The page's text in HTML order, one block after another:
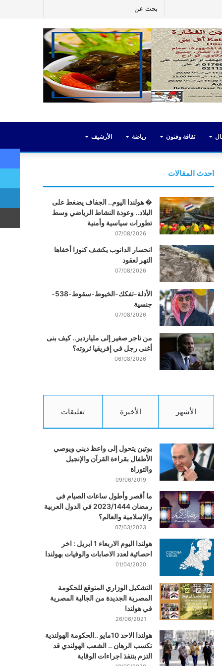
عن
إضافة
عمود
جانبي
ثقافة وفنون رياضة الأرشيف
احدث المقالات
� هولندا اليوم.. الجفاف يضغط على
البلاد.. وعودة النشاط الرياضي وسط
تطورات سياسية وأمنية
07/08/2026
انحسار الدانوب يكشف كنوزا أخفاها
النهر لعقود
07/08/2026
الأدلة-تفكك-الخيوط-سقوط-538-
جنسية
07/08/2026
من تاجر صغير إلى ملياردير.. كيف بنى
أغنى رجل في إفريقيا ثروته؟
06/08/2026
الأشهر الأخيرة تعليقات
بوتين يتحول إلى واعظ ديني ويوصي
الأطفال بقراءة القرآن والإنجيل
والتوراة
09/06/2019
ما أقصر وأطول ساعات الصيام في
رمضان 2023/1444 في الدول العربية
والإسلامية والعالم؟
07/03/2023
هولندا اليوم الاربعاء 1 ابريل : اخر
احصائية لعدد الاصابات والوفيات بهولندا
01/04/2020
التشكيل الوزاري المتوقع للحكومة
المصرية الجديدة من الجالية المصرية
في هولندا
26/06/2021
هولندا الاحد 10مايو ..الحكومة الهولندية
تكسب الرهان .. الشعب الهولندي قد
التزم بتنفذ اجراءات الوقاية